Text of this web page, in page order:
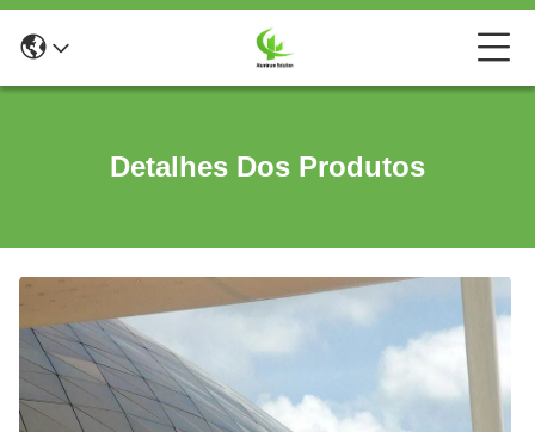
Detalhes Dos Produtos